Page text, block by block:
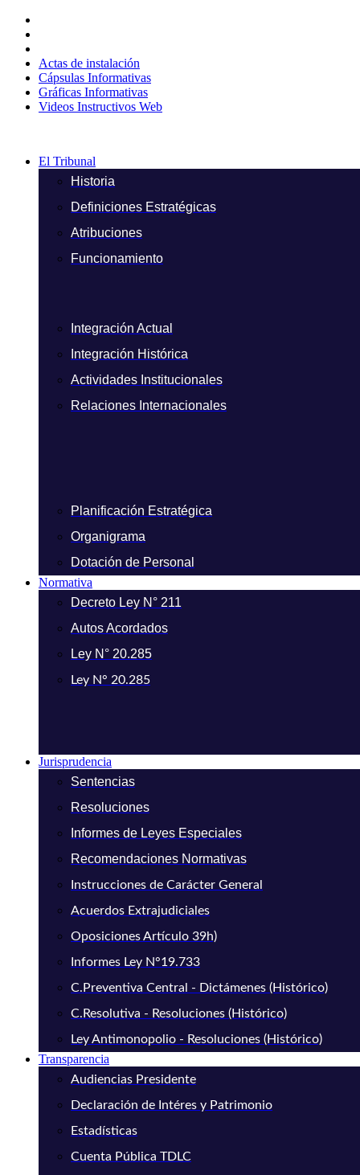
contenido
Actas de instalación
Cápsulas Informativas
Gráficas Informativas
Videos Instructivos Web
El Tribunal
Historia
Definiciones Estratégicas
Atribuciones
Funcionamiento
Integración Actual
Integración Histórica
Actividades Institucionales
Relaciones Internacionales
Planificación Estratégica
Organigrama
Dotación de Personal
Normativa
Decreto Ley N° 211
Autos Acordados
Ley N° 20.285
Ley N° 20.285
Jurisprudencia
Sentencias
Resoluciones
Informes de Leyes Especiales
Recomendaciones Normativas
Instrucciones de Carácter General
Acuerdos Extrajudiciales
Oposiciones Artículo 39h)
Informes Ley N°19.733
C.Preventiva Central - Dictámenes (Histórico)
C.Resolutiva - Resoluciones (Histórico)
Ley Antimonopolio - Resoluciones (Histórico)
Transparencia
Audiencias Presidente
Declaración de Intéres y Patrimonio
Estadísticas
Cuenta Pública TDLC